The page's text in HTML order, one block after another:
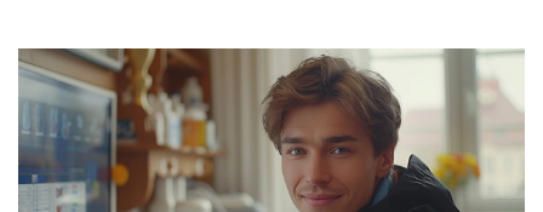
toho správného zubního lékaře pro vaši plombu.